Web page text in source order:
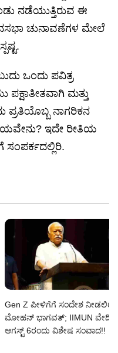
ನಡೆಯುತ್ತಿರುವ ಈ
ಚುನಾವಣೆಗಳ ಮೇಲೆ
ಒಂದು ಪವಿತ್ರ
ಪಕ್ಷಾತೀತವಾಗಿ ಮತ್ತು
ಪ್ರತಿಯೊಬ್ಬ ನಾಗರಿಕನ
ಇದೇ ರೀತಿಯ
ಸಂಪರ್ಕದಲ್ಲಿರಿ.
Gen Z ಪೀಳಿಗೆಗೆ ಸಂದೇಶ
ಮೋಹನ್ ಭಾಗವತ್; IIMUN
ಆಗಸ್ಟ್ 6ರಂದು ವಿಶೇಷ ಸಂವಾದ!!